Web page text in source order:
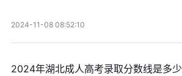
2024-11-08 08:52:10
2024年湖北成人高考录取分数线是多少